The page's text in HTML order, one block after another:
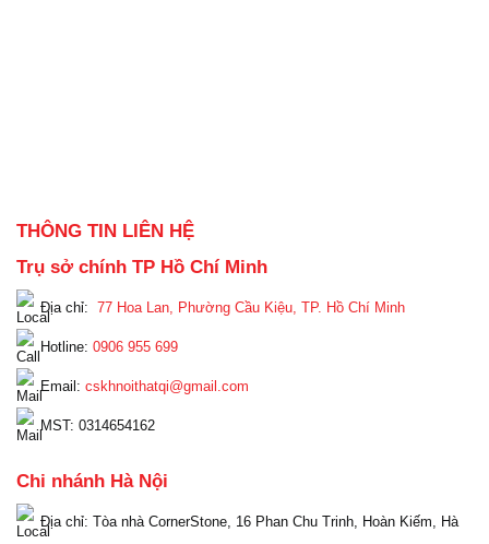
THÔNG TIN LIÊN HỆ
Trụ sở chính TP Hồ Chí Minh
Địa chỉ: 77 Hoa Lan, Phường Cầu Kiệu, TP. Hồ Chí Minh
Hotline: 0906 955 699
Email: cskhnoithatqi@gmail.com
MST: 0314654162
Chi nhánh Hà Nội
Địa chỉ: Tòa nhà CornerStone, 16 Phan Chu Trinh, Hoàn Kiếm, Hà